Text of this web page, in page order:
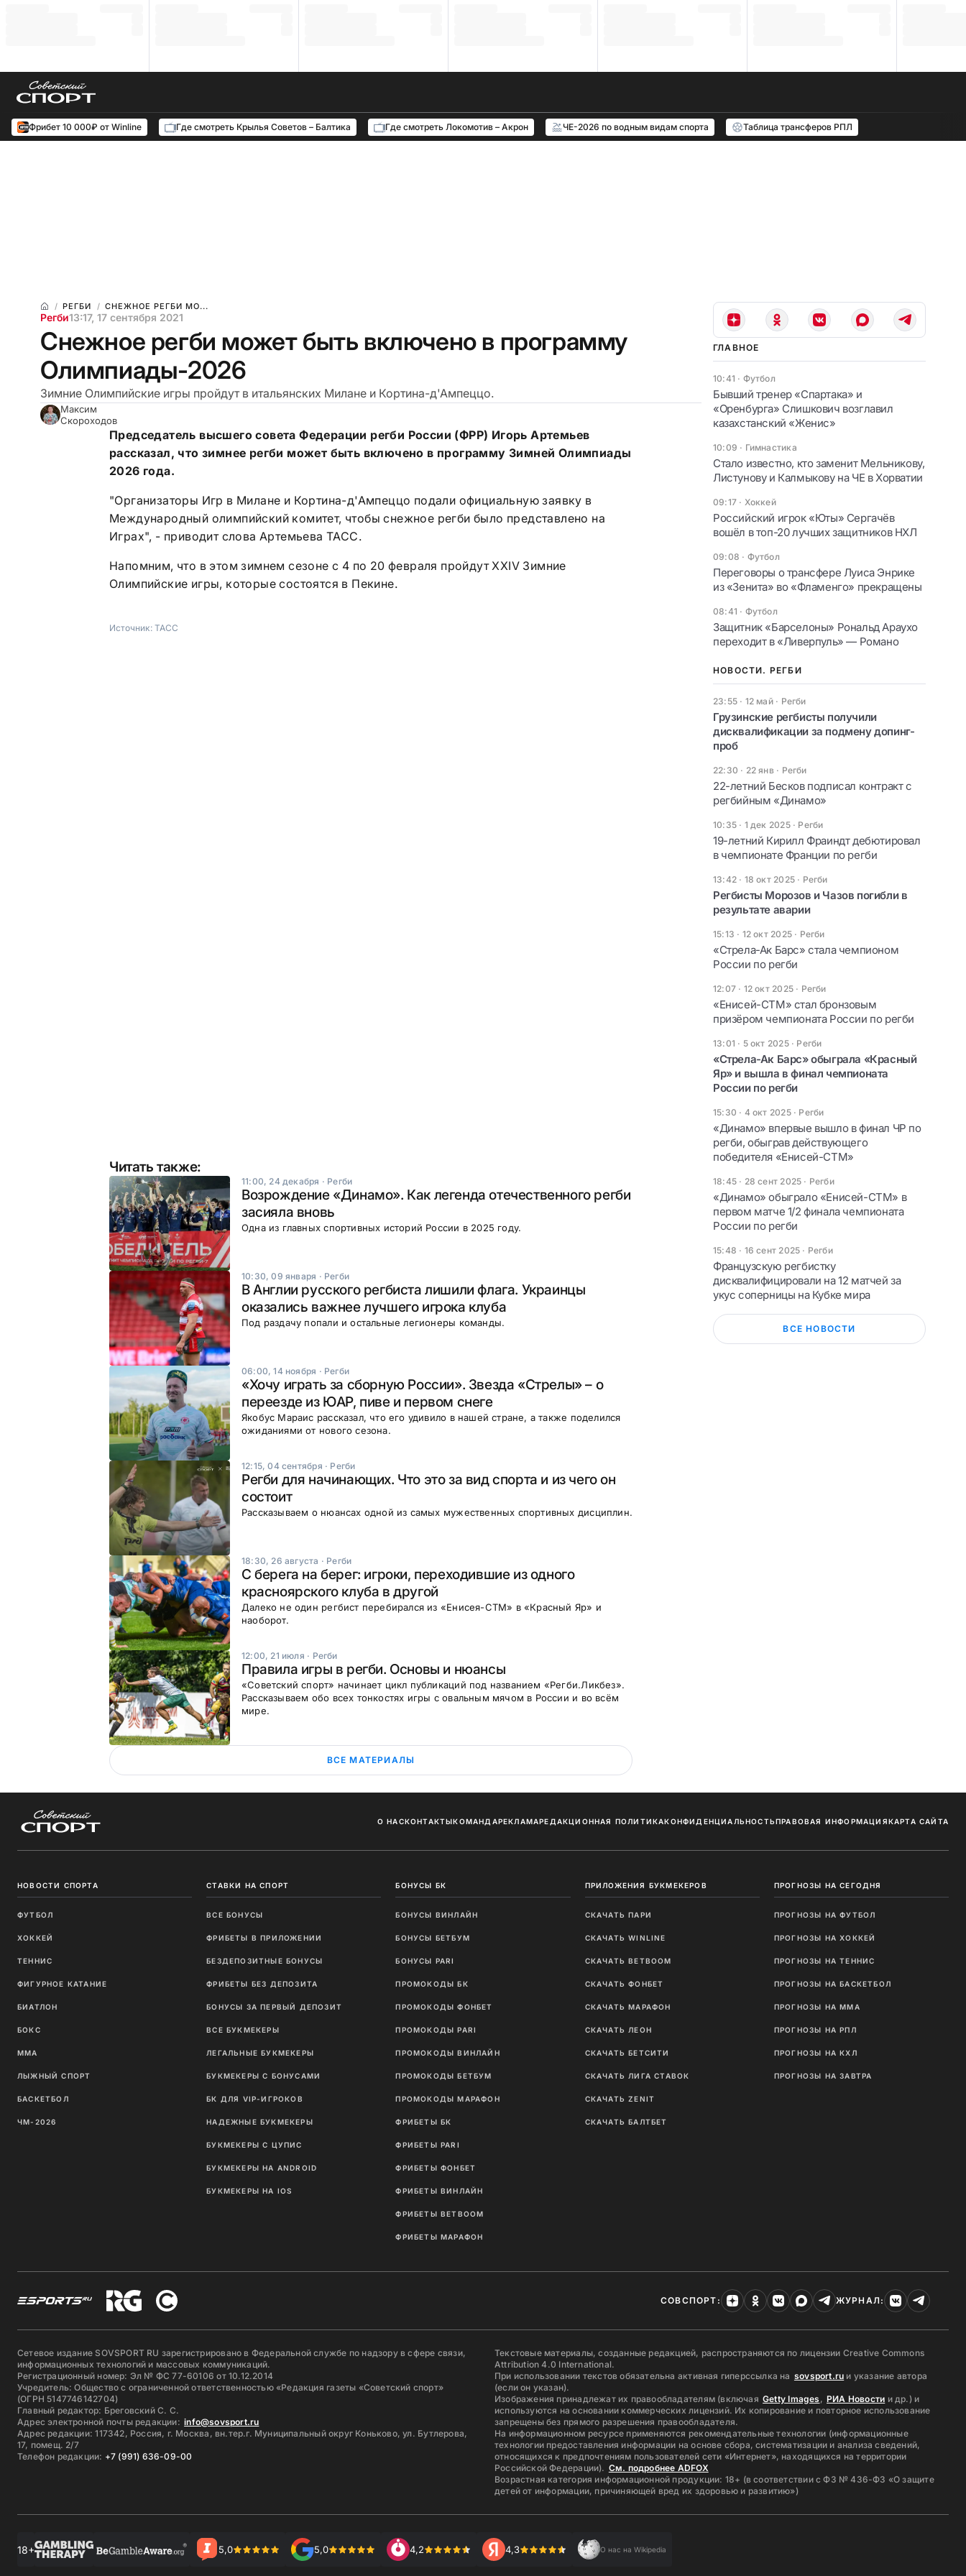
Фрибет 10 000₽ от Winline Где смотреть Крылья Советов – Балтика Где смотреть Локомотив – Акрон ЧЕ-2026 по водным видам спорта Таблица трансферов РПЛ
РЕГБИ СНЕЖНОЕ РЕГБИ МО...
Регби13:17, 17 сентября 2021
Снежное регби может быть включено в программу
Олимпиады-2026
Зимние Олимпийские игры пройдут в итальянских Милане и Кортина-д'Ампеццо.
Максим
Скороходов
Председатель высшего совета Федерации регби России (ФРР) Игорь Артемьев
рассказал, что зимнее регби может быть включено в программу Зимней Олимпиады
2026 года.
"Организаторы Игр в Милане и Кортина-д'Ампеццо подали официальную заявку в
Международный олимпийский комитет, чтобы снежное регби было представлено на
Играх", - приводит слова Артемьева ТАСС.
Напомним, что в этом зимнем сезоне с 4 по 20 февраля пройдутXXIV Зимние
Олимпийские игры, которые состоятся в Пекине.
Источник: ТАСС
Читать также:
11:00, 24 декабря · Регби
Возрождение «Динамо». Как легенда отечественного регби
засияла вновь
Одна из главных спортивных историй России в 2025 году.
10:30, 09 января · Регби
В Англии русского регбиста лишили флага. Украинцы
оказались важнее лучшего игрока клуба
Под раздачу попали и остальные легионеры команды.
06:00, 14 ноября · Регби
«Хочу играть за сборную России». Звезда «Стрелы» – о
переезде из ЮАР, пиве и первом снеге
Якобус Мараис рассказал, что его удивило в нашей стране, а также поделился
ожиданиями от нового сезона.
12:15, 04 сентября · Регби
Регби для начинающих. Что это за вид спорта и из чего он
состоит
Рассказываем о нюансах одной из самых мужественных спортивных дисциплин.
18:30, 26 августа · Регби
С берега на берег: игроки, переходившие из одного
красноярского клуба в другой
Далеко не один регбист перебирался из «Енисея-СТМ» в «Красный Яр» и
наоборот.
12:00, 21 июля · Регби
Правила игры в регби. Основы и нюансы
«Советский спорт» начинает цикл публикаций под названием «Регби.Ликбез».
Рассказываем обо всех тонкостях игры с овальным мячом в России и во всём
мире.
ВСЕ МАТЕРИАЛЫ
ГЛАВНОЕ
10:41 · Футбол
Бывший тренер «Спартака» и
«Оренбурга» Слишкович возглавил
казахстанский «Женис»
10:09 · Гимнастика
Стало известно, кто заменит Мельникову,
Листунову и Калмыкову на ЧЕ в Хорватии
09:17 · Хоккей
Российский игрок «Юты» Сергачёв
вошёл в топ-20 лучших защитников НХЛ
09:08 · Футбол
Переговоры о трансфере Луиса Энрике
из «Зенита» во «Фламенго» прекращены
08:41 · Футбол
Защитник «Барселоны» Рональд Араухо
переходит в «Ливерпуль» — Романо
НОВОСТИ. РЕГБИ
23:55 · 12 май· Регби
Грузинские регбисты получили
дисквалификации за подмену допинг-
проб
22:30 · 22 янв· Регби
22-летний Бесков подписал контракт с
регбийным «Динамо»
10:35 · 1 дек 2025· Регби
19-летний Кирилл Фраиндт дебютировал
в чемпионате Франции по регби
13:42 · 18 окт 2025· Регби
Регбисты Морозов и Чазов погибли в
результате аварии
15:13 · 12 окт 2025· Регби
«Стрела-Ак Барс» стала чемпионом
России по регби
12:07 · 12 окт 2025· Регби
«Енисей-СТМ» стал бронзовым
призёром чемпионата России по регби
13:01 · 5 окт 2025· Регби
«Стрела-Ак Барс» обыграла «Красный
Яр» и вышла в финал чемпионата
России по регби
15:30 · 4 окт 2025· Регби
«Динамо» впервые вышло в финал ЧР по
регби, обыграв действующего
победителя «Енисей-СТМ»
18:45 · 28 сент 2025 · Регби
«Динамо» обыграло «Енисей-СТМ» в
первом матче 1/2 финала чемпионата
России по регби
15:48 · 16 сент 2025 · Регби
Французскую регбистку
дисквалифицировали на 12 матчей за
укус соперницы на Кубке мира
ВСЕ НОВОСТИ
О НАСКОНТАКТЫКОМАНДАРЕКЛАМАРЕДАКЦИОННАЯ ПОЛИТИКАКОНФИДЕНЦИАЛЬНОСТЬПРАВОВАЯ ИНФОРМАЦИЯКАРТА САЙТА
НОВОСТИ СПОРТА
ФУТБОЛ
ХОККЕЙ
ТЕННИС
ФИГУРНОЕ КАТАНИЕ
БИАТЛОН
БОКС
ММА
ЛЫЖНЫЙ СПОРТ
БАСКЕТБОЛ
ЧМ-2026
СТАВКИ НА СПОРТ
ВСЕ БОНУСЫ
ФРИБЕТЫ В ПРИЛОЖЕНИИ
БЕЗДЕПОЗИТНЫЕ БОНУСЫ
ФРИБЕТЫ БЕЗ ДЕПОЗИТА
БОНУСЫ ЗА ПЕРВЫЙ ДЕПОЗИТ
ВСЕ БУКМЕКЕРЫ
ЛЕГАЛЬНЫЕ БУКМЕКЕРЫ
БУКМЕКЕРЫ С БОНУСАМИ
БК ДЛЯ VIP-ИГРОКОВ
НАДЕЖНЫЕ БУКМЕКЕРЫ
БУКМЕКЕРЫ С ЦУПИС
БУКМЕКЕРЫ НА ANDROID
БУКМЕКЕРЫ НА IOS
БОНУСЫ БК
БОНУСЫ ВИНЛАЙН
БОНУСЫ БЕТБУМ
БОНУСЫ PARI
ПРОМОКОДЫ БК
ПРОМОКОДЫ ФОНБЕТ
ПРОМОКОДЫ PARI
ПРОМОКОДЫ ВИНЛАЙН
ПРОМОКОДЫ БЕТБУМ
ПРОМОКОДЫ МАРАФОН
ФРИБЕТЫ БК
ФРИБЕТЫ PARI
ФРИБЕТЫ ФОНБЕТ
ФРИБЕТЫ ВИНЛАЙН
ФРИБЕТЫ BETBOOM
ФРИБЕТЫ МАРАФОН
ПРИЛОЖЕНИЯ БУКМЕКЕРОВ
СКАЧАТЬ ПАРИ
СКАЧАТЬ WINLINE
СКАЧАТЬ BETBOOM
СКАЧАТЬ ФОНБЕТ
СКАЧАТЬ МАРАФОН
СКАЧАТЬ ЛЕОН
СКАЧАТЬ БЕТСИТИ
СКАЧАТЬ ЛИГА СТАВОК
СКАЧАТЬ ZENIT
СКАЧАТЬ БАЛТБЕТ
ПРОГНОЗЫ НА СЕГОДНЯ
ПРОГНОЗЫ НА ФУТБОЛ
ПРОГНОЗЫ НА ХОККЕЙ
ПРОГНОЗЫ НА ТЕННИС
ПРОГНОЗЫ НА БАСКЕТБОЛ
ПРОГНОЗЫ НА MMA
ПРОГНОЗЫ НА РПЛ
ПРОГНОЗЫ НА КХЛ
ПРОГНОЗЫ НА ЗАВТРА
СОВСПОРТ: ЖУРНАЛ:
Сетевое издание SOVSPORT RU зарегистрировано в Федеральной службе по надзору в сфере связи,
информационных технологий и массовых коммуникаций.
Регистрационный номер: Эл № ФС 77-60106 от 10.12.2014
Учредитель: Общество с ограниченной ответственностью «Редакция газеты «Советский спорт»
(ОГРН 5147746142704)
Главный редактор: Бреговский С. С.
Адрес электронной почты редакции: info@sovsport.ru
Адрес редакции: 117342, Россия, г. Москва, вн.тер.г. Муниципальный округ Коньково, ул. Бутлерова,
17, помещ. 2/7
Телефон редакции: +7 (991) 636-09-00
Текстовые материалы, созданные редакцией, распространяются по лицензии Creative Commons
Attribution 4.0 International.
При использовании текстов обязательна активная гиперссылка на sovsport.ru и указание автора
(если он указан).
Изображения принадлежат их правообладателям (включая Getty Images , РИА Новости и др.) и
используются на основании коммерческих лицензий. Их копирование и повторное использование
запрещены без прямого разрешения правообладателя.
На информационном ресурсе применяются рекомендательные технологии (информационные
технологии предоставления информации на основе сбора, систематизации и анализа сведений,
относящихся к предпочтениям пользователей сети «Интернет», находящихся на территории
Российской Федерации). См. подробнее ADFOX
Возрастная категория информационной продукции: 18+ (в соответствии с ФЗ № 436-ФЗ «О защите
детей от информации, причиняющей вред их здоровью и развитию»)
18+ 5,0 5,0 4,2 4,3 О нас на Wikipedia